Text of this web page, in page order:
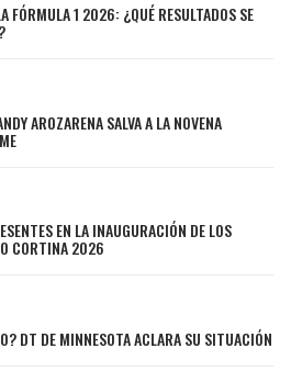
FÓRMULA 1 2026: ¿QUÉ RESULTADOS SE
AROZARENA SALVA A LA NOVENA
EN LA INAUGURACIÓN DE LOS
CORTINA 2026
DT DE MINNESOTA ACLARA SU SITUACIÓN